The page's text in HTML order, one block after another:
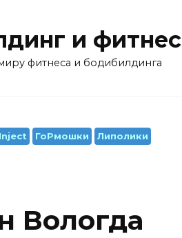
и фитнес
фитнеса и бодибилдинга
Inject ГоРмошки Липолики
Вологда